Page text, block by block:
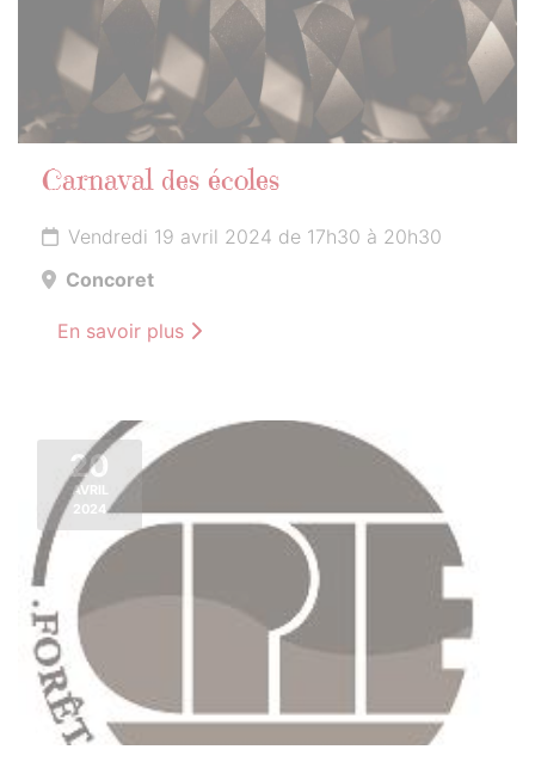
Carnaval des écoles
Vendredi 19 avril 2024 de 17h30 à 20h30
Concoret
En savoir plus
20
AVRIL
2024